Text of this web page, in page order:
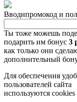
Вводипромокод и
Ты тоже можешь
подарить им бонус 3
как только они
дополнительный
Для обеспечения
пользователей сайта
используются cookies